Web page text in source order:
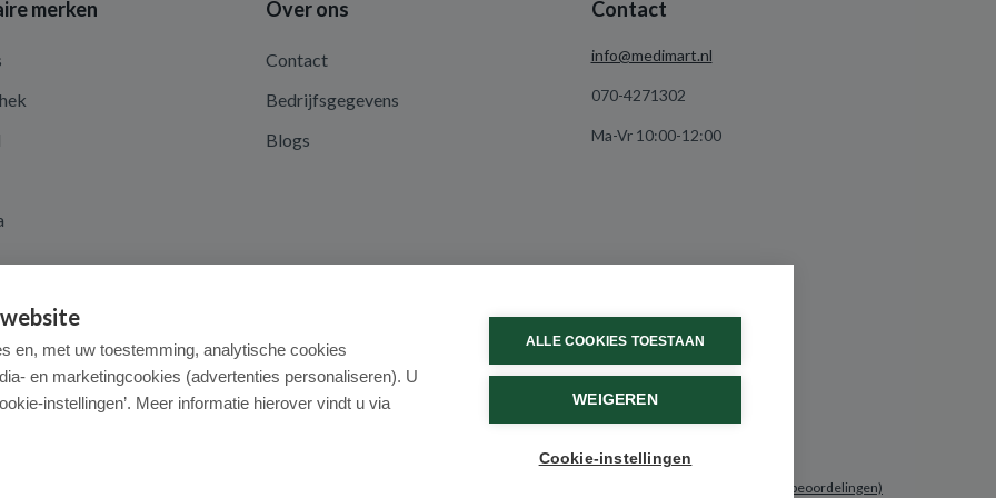
merken Over ons
Contact
Bedrijfsgegevens
Blogs
Contact
info@medimart.nl
070-4271302
Ma-Vr 10:00-12:00
(531 beoordelingen)
en, met uw toestemming, analytische cookies
en marketingcookies (advertenties personaliseren). U
instellingen’. Meer informatie hierover vindt u via
ALLE COOKIES TOESTAAN
WEIGEREN
Cookie-instellingen